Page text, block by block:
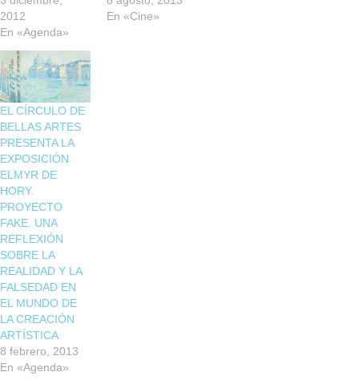
2012
En «Agenda»
En «Cine»
EL CÍRCULO DE
BELLAS ARTES
PRESENTA LA
EXPOSICIÓN
ELMYR DE
HORY.
PROYECTO
FAKE. UNA
REFLEXIÓN
SOBRE LA
REALIDAD Y LA
FALSEDAD EN
EL MUNDO DE
LA CREACIÓN
ARTÍSTICA
8 febrero, 2013
En «Agenda»